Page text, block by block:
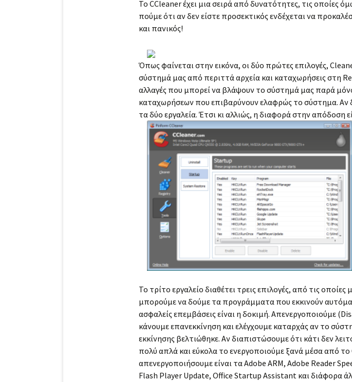
Το CCleaner έχει μια σειρά από δυνατότητες, τις οποίες
πούμε ότι αν δεν είστε προσεκτικός ενδέχεται να
και πανικός!
Όπως φαίνεται στην εικόνα, οι δύο πρώτες επιλογές,
σύστημά μας από περιττά αρχεία και καταχωρήσεις στη
αλλαγές που μπορεί να βλάψουν το σύστημά μας παρά
καταχωρήσεων που επιβαρύνουν ελαφρώς το σύστημα. Αν
τα δύο εργαλεία. Έτσι κι αλλιώς, η διαφορά στην απόδοση
Το τρίτο εργαλείο διαθέτει τρεις επιλογές, από τις
μπορούμε να δούμε τα προγράμματα που εκκινούν
ασφαλείς επεμβάσεις είναι η δοκιμή. Απενεργοποιούμε
κάνουμε επανεκκίνηση και ελέγχουμε καταρχάς αν το
εκκίνησης βελτιώθηκε. Αν διαπιστώσουμε ότι κάτι δεν
πολύ απλά και εύκολα το ενεργοποιούμε ξανά μέσα από
απενεργοποιήσουμε είναι τα Adobe ARM, Adobe Reader
Flash Player Update, Office Startup Assistant και διάφορα